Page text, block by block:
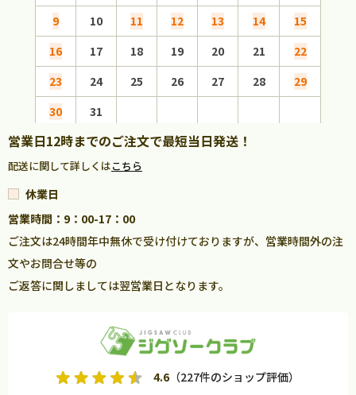
9
10 11 12 13 14
15
16
17 18 19 20 21
22
23
24 25 26 27 28
29
30
31
営業日12時までのご注文で最短当日発送！
配送に関して詳しくはこちら
休業日
営業時間：9：00-17：00
ご注文は24時間年中無休で受け付けておりますが、営業時間外の注
文やお問合せ等の
ご返答に関しましては翌営業日となります。
4.6 （227件のショップ評価）